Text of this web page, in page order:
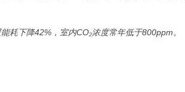
耗下降42%，室内CO₂浓度常年低于800ppm。